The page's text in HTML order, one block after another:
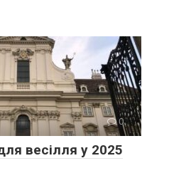
0
весілля у 2025